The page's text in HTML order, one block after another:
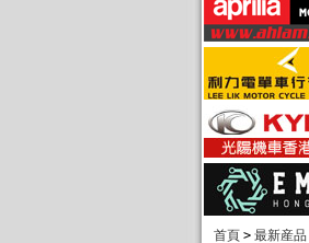
首頁 > 最新産品